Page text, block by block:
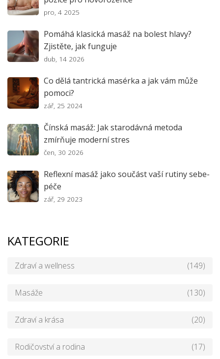
pro, 4 2025
Pomáhá klasická masáž na bolest hlavy?
Zjistěte, jak funguje
dub, 14 2026
Co dělá tantrická masérka a jak vám může
pomoci?
zář, 25 2024
Čínská masáž: Jak starodávná metoda
zmírňuje moderní stres
čen, 30 2026
Reflexní masáž jako součást vaší rutiny sebe-
péče
zář, 29 2023
KATEGORIE
Zdraví a wellness (149)
Masáže (130)
Zdraví a krása (20)
Rodičovství a rodina (17)